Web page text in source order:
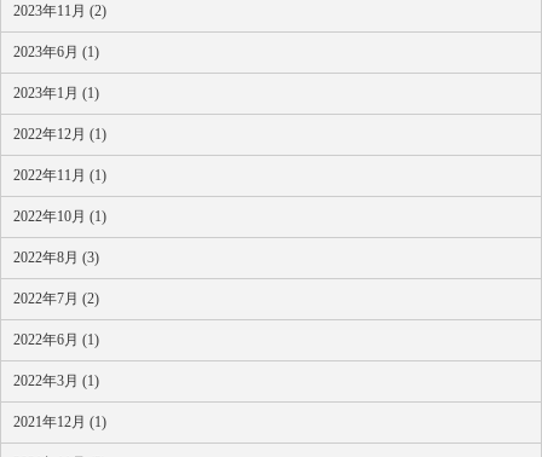
2023年11月 (2)
2023年6月 (1)
2023年1月 (1)
2022年12月 (1)
2022年11月 (1)
2022年10月 (1)
2022年8月 (3)
2022年7月 (2)
2022年6月 (1)
2022年3月 (1)
2021年12月 (1)